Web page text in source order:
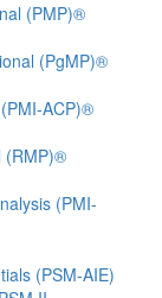
(PMP)®
(PgMP)®
ACP)®
(RMP)®
(PMI-
(PSM-AIE)